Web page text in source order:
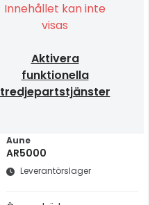
Innehållet kan inte
visas
Aktivera
funktionella
tredjepartstjänster
Aune
AR5000
Leverantörslager